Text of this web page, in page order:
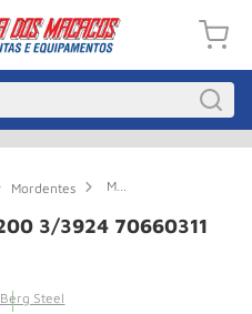
Mordentes
Mordente
Ga3200
3/3924
3/3924 70660311
Berg Steel